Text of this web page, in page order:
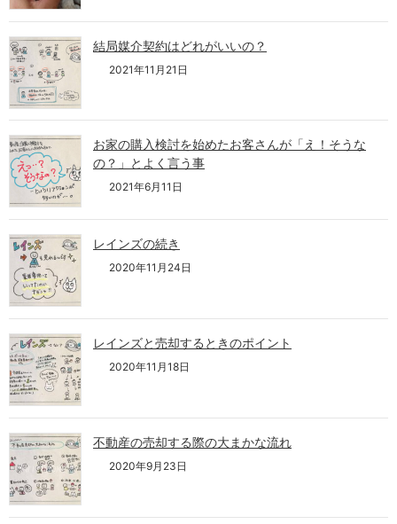
結局媒介契約はどれがいいの？
2021年11月21日
お家の購入検討を始めたお客さんが「え！そうな
の？」とよく言う事
2021年6月11日
レインズの続き
2020年11月24日
レインズと売却するときのポイント
2020年11月18日
不動産の売却する際の大まかな流れ
2020年9月23日